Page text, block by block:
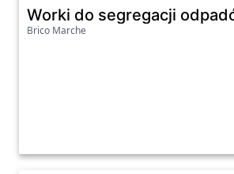
Worki do segregacji
Brico Marche